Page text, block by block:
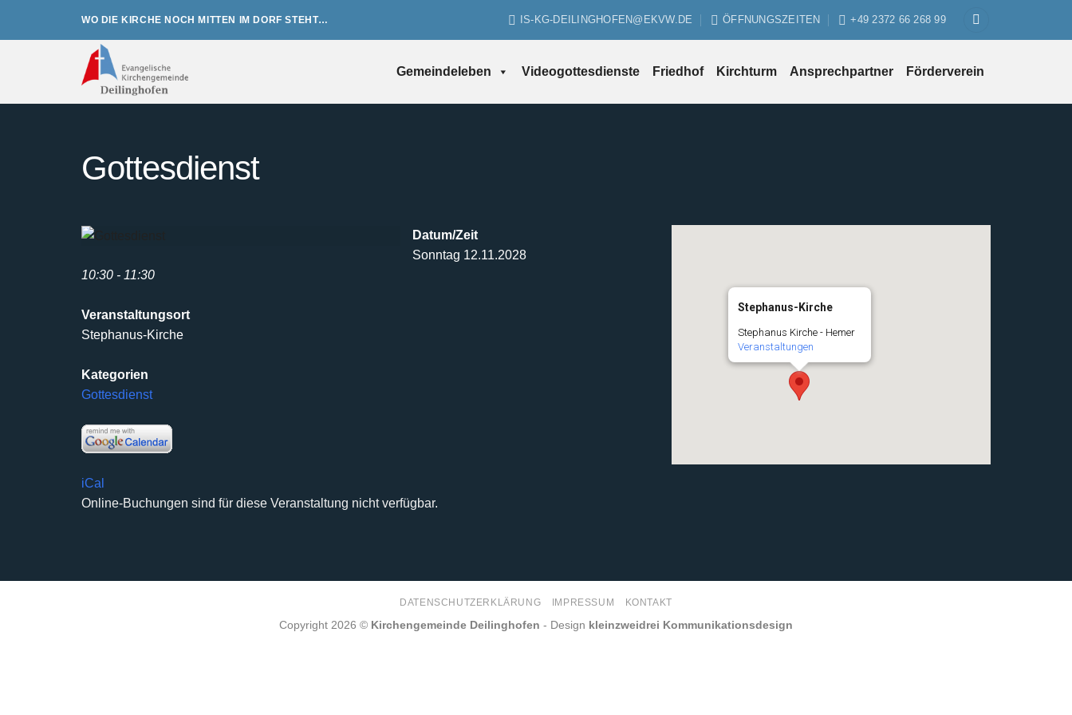
WO DIE KIRCHE NOCH MITTEN IM DORF STEHT… IS-KG-DEILINGHOFEN@EKVW.DE ÖFFNUNGSZEITEN +49 2372 66 268 99
Gemeindeleben Videogottesdienste Friedhof Kirchturm Ansprechpartner Förderverein
Gottesdienst
Stephanus-Kirche
Stephanus Kirche - Hemer
Veranstaltungen
Datum/Zeit
Sonntag 12.11.2028
10:30 - 11:30
Veranstaltungsort
Stephanus-Kirche
Kategorien
Gottesdienst
iCal
Online-Buchungen sind für diese Veranstaltung nicht verfügbar.
DATENSCHUTZERKLÄRUNG IMPRESSUM KONTAKT
Copyright 2026 © Kirchengemeinde Deilinghofen - Design kleinzweidrei Kommunikationsdesign